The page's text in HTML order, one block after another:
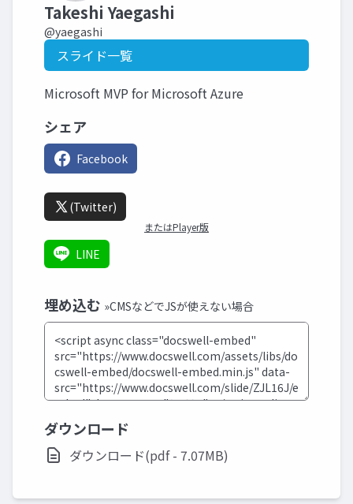
Takeshi Yaegashi
@yaegashi
スライド一覧
Microsoft MVP for Microsoft Azure
シェア
Facebook
(Twitter)
またはPlayer版
LINE
埋め込む »CMSなどでJSが使えない場合
ダウンロード
ダウンロード(pdf - 7.07MB)